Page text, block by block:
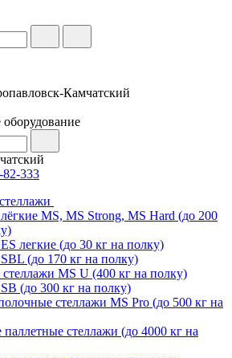
Камчатский
82-333
MS, MS Strong, MS Hard (до 200
легкие (до 30 кг на полку)
(до 170 кг на полку)
MS U (400 кг на полку)
(до 300 кг на полку)
стеллажи MS Pro (до 500 кг на
паллетные стеллажи (до 4000 кг на